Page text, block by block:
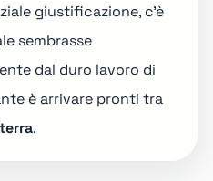
giustificazione, c'è
sembrasse
dal duro lavoro di
è arrivare pronti tra
.